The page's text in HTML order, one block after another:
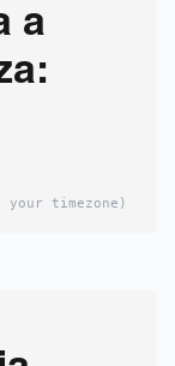
a
timezone)